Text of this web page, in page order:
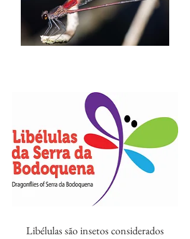
Libélulas são insetos considerados